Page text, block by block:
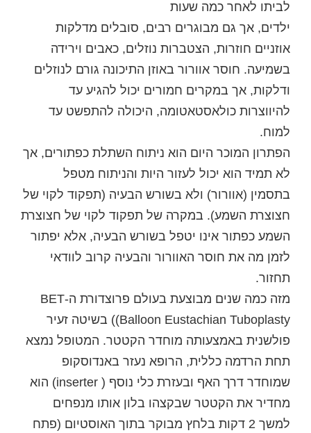
לביתו לאחר כמה שעות
ילדים, אך גם מבוגרים רבים, סובלים מדלקות
אוזניים חוזרות, הצטברות נוזלים, כאבים וירידה
בשמיעה. חוסר אוורור באוזן התיכונה גורם לנוזלים
ודלקות, אך במקרים חמורים יכול להגיע עד
להיווצרות כולאסטאטומה, היכולה להתפשט עד
למוח.
הפתרון המוכר היום הוא ניתוח השתלת כפתורים, אך
לא תמיד הוא יכול לעזור היות והניתוח מטפל
בתסמין (אוורור) ולא בשורש הבעיה (תפקוד לקוי של
חצוצרת השמע). במקרה של תפקוד לקוי של חצוצרת
השמע כפתור אינו יטפל בשורש הבעיה, אלא יפתור
לזמן מה את חוסר האוורור והבעיה קרוב לוודאי
תחזור.
מזה כמה שנים מבוצעת בעולם פרוצדורת ה-BET
(Balloon Eustachian Tuboplasty) בשיטה זעיר
פולשנית באמצעותה מוחדר הקטטר. המטופל נמצא
תחת הרדמה כללית, הרופא נעזר באנדוסקופ
שמוחדר דרך האף ובעזרת כלי נוסף ( inserter) הוא
מחדיר את הקטטר שבקצהו בלון אותו מנפחים
למשך 2 דקות בלחץ מבוקר בתוך האוסטיום (פתח